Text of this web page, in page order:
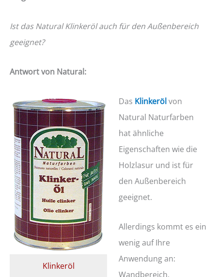
Ist das Natural Klinkeröl auch für den Außenbereich
geeignet?
Antwort von Natural:
Klinkeröl
Das Klinkerölvon
Natural Naturfarben
hat ähnliche
Eigenschaften wie die
Holzlasur und ist für
den Außenbereich
geeignet.
Allerdings kommt es ein
wenig auf Ihre
Anwendung an:
Wandbereich,